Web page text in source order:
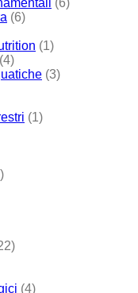
(6)
(6)
(1)
(4)
(3)
(1)
(4)